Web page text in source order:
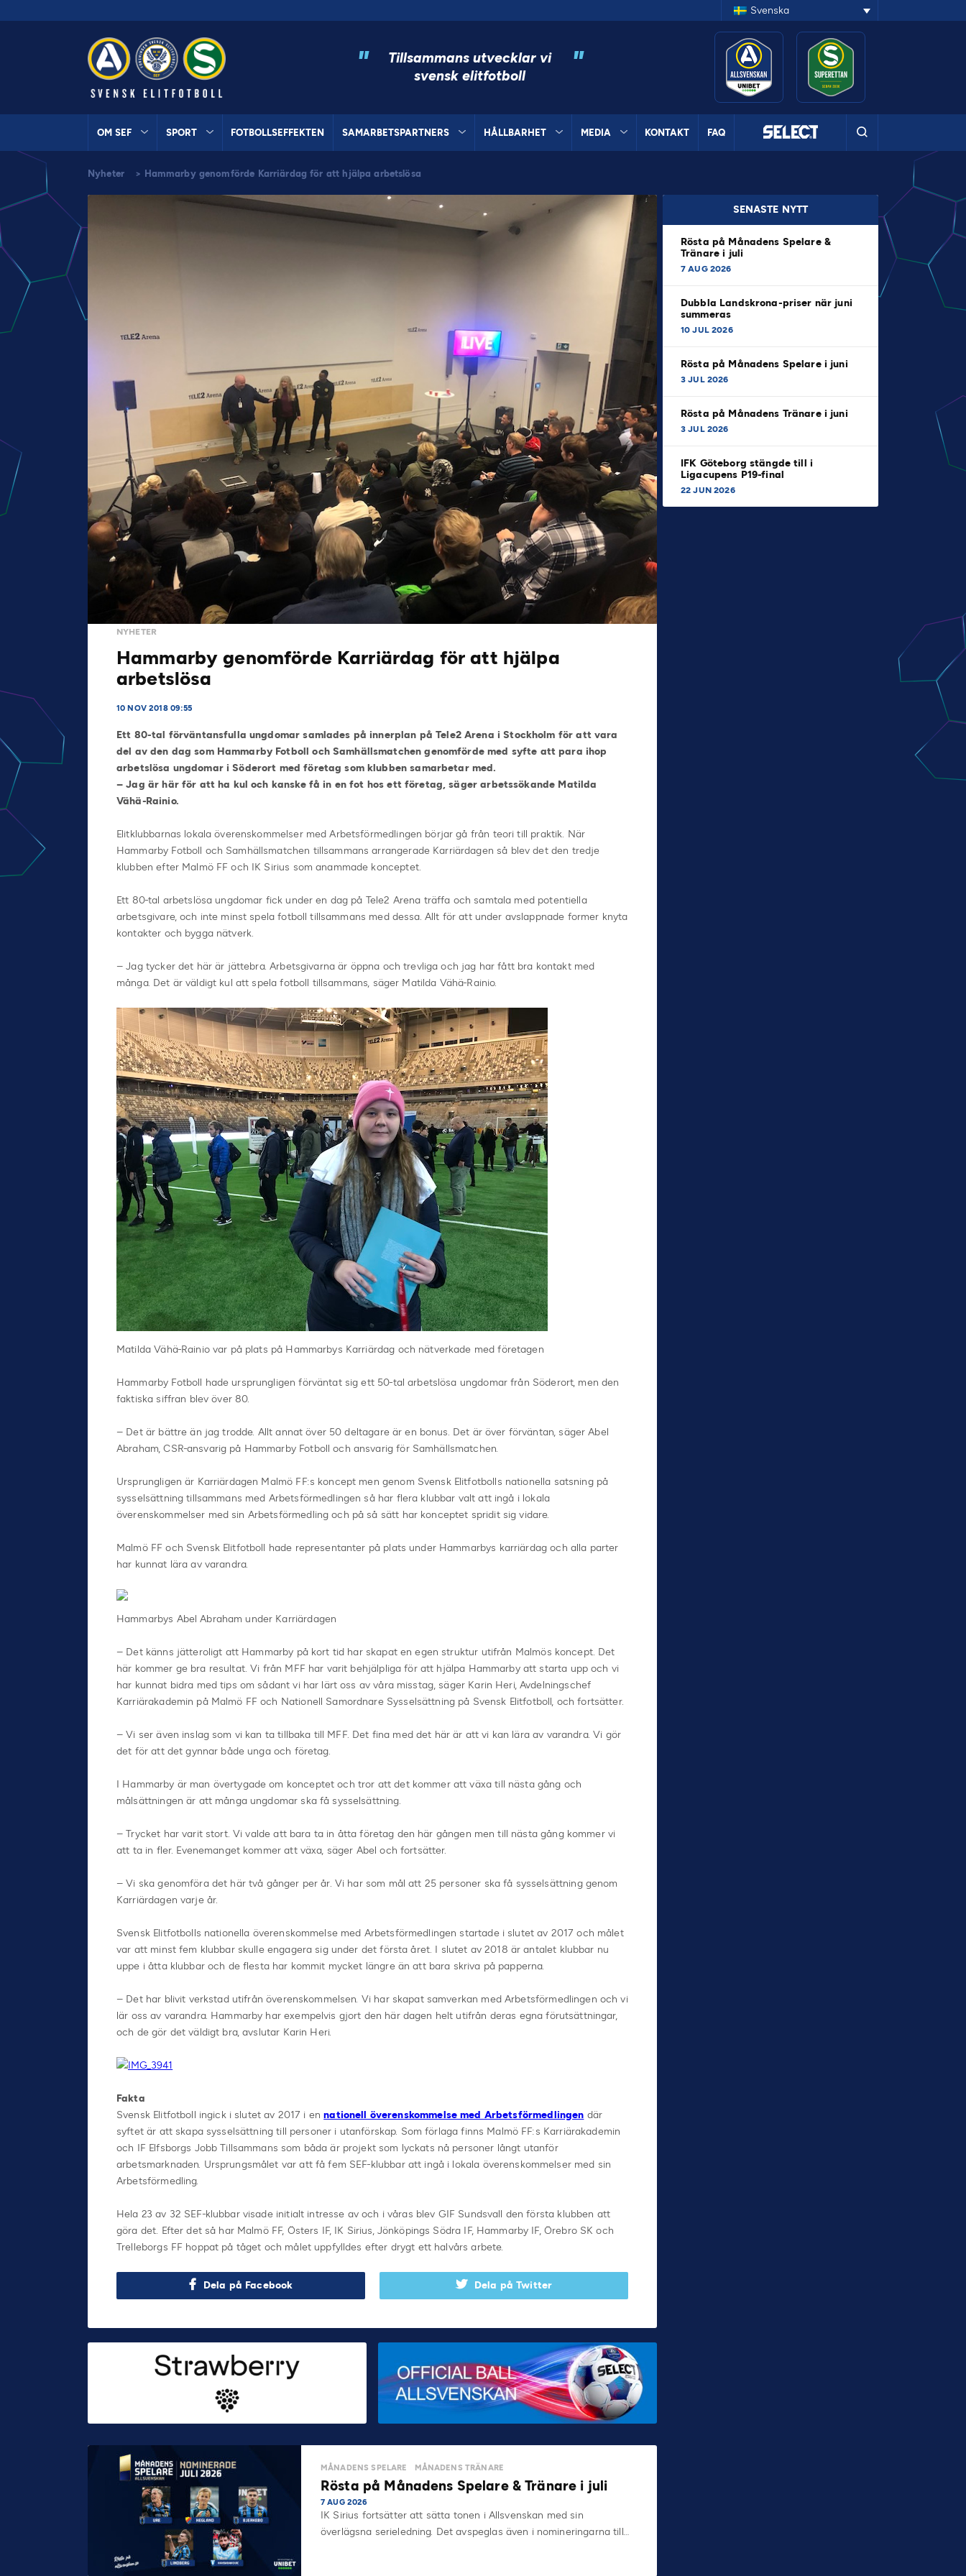
Svenska
"
Tillsammans utvecklar vi
svensk elitfotboll
"
OM SEF SPORT FOTBOLLSEFFEKTEN SAMARBETSPARTNERS HÅLLBARHET MEDIA KONTAKT FAQ
Nyheter > Hammarby genomförde Karriärdag för att hjälpa arbetslösa
NYHETER
Hammarby genomförde Karriärdag för att hjälpa
arbetslösa
10 NOV 2018 09:55
Ett 80-tal förväntansfulla ungdomar samlades på innerplan på Tele2 Arena i Stockholm för att vara
del av den dag som Hammarby Fotboll och Samhällsmatchen genomförde med syfte att para ihop
arbetslösa ungdomar i Söderort med företag som klubben samarbetar med.
– Jag är här för att ha kul och kanske få in en fot hos ett företag, säger arbetssökande Matilda
Vähä-Rainio.
Elitklubbarnas lokala överenskommelser med Arbetsförmedlingen börjar gå från teori till praktik. När
Hammarby Fotboll och Samhällsmatchen tillsammans arrangerade Karriärdagen så blev det den tredje
klubben efter Malmö FF och IK Sirius som anammade konceptet.
Ett 80-tal arbetslösa ungdomar fick under en dag på Tele2 Arena träffa och samtala med potentiella
arbetsgivare, och inte minst spela fotboll tillsammans med dessa. Allt för att under avslappnade former knyta
kontakter och bygga nätverk.
– Jag tycker det här är jättebra. Arbetsgivarna är öppna och trevliga och jag har fått bra kontakt med
många. Det är väldigt kul att spela fotboll tillsammans, säger Matilda Vähä-Rainio.
Matilda Vähä-Rainio var på plats på Hammarbys Karriärdag och nätverkade med företagen
Hammarby Fotboll hade ursprungligen förväntat sig ett 50-tal arbetslösa ungdomar från Söderort, men den
faktiska siffran blev över 80.
– Det är bättre än jag trodde. Allt annat över 50 deltagare är en bonus. Det är över förväntan, säger Abel
Abraham, CSR-ansvarig på Hammarby Fotboll och ansvarig för Samhällsmatchen.
Ursprungligen är Karriärdagen Malmö FF:s koncept men genom Svensk Elitfotbolls nationella satsning på
sysselsättning tillsammans med Arbetsförmedlingen så har flera klubbar valt att ingå i lokala
överenskommelser med sin Arbetsförmedling och på så sätt har konceptet spridit sig vidare.
Malmö FF och Svensk Elitfotboll hade representanter på plats under Hammarbys karriärdag och alla parter
har kunnat lära av varandra.
Hammarbys Abel Abraham under Karriärdagen
– Det känns jätteroligt att Hammarby på kort tid har skapat en egen struktur utifrån Malmös koncept. Det
här kommer ge bra resultat. Vi från MFF har varit behjälpliga för att hjälpa Hammarby att starta upp och vi
har kunnat bidra med tips om sådant vi har lärt oss av våra misstag, säger Karin Heri, Avdelningschef
Karriärakademin på Malmö FF och Nationell Samordnare Sysselsättning på Svensk Elitfotboll, och fortsätter.
– Vi ser även inslag som vi kan ta tillbaka till MFF. Det fina med det här är att vi kan lära av varandra. Vi gör
det för att det gynnar både unga och företag.
I Hammarby är man övertygade om konceptet och tror att det kommer att växa till nästa gång och
målsättningen är att många ungdomar ska få sysselsättning.
– Trycket har varit stort. Vi valde att bara ta in åtta företag den här gången men till nästa gång kommer vi
att ta in fler. Evenemanget kommer att växa, säger Abel och fortsätter.
– Vi ska genomföra det här två gånger per år. Vi har som mål att 25 personer ska få sysselsättning genom
Karriärdagen varje år.
Svensk Elitfotbolls nationella överenskommelse med Arbetsförmedlingen startade i slutet av 2017 och målet
var att minst fem klubbar skulle engagera sig under det första året. I slutet av 2018 är antalet klubbar nu
uppe i åtta klubbar och de flesta har kommit mycket längre än att bara skriva på papperna.
– Det har blivit verkstad utifrån överenskommelsen. Vi har skapat samverkan med Arbetsförmedlingen och vi
lär oss av varandra. Hammarby har exempelvis gjort den här dagen helt utifrån deras egna förutsättningar,
och de gör det väldigt bra, avslutar Karin Heri.
Fakta
Svensk Elitfotboll ingick i slutet av 2017 i ennationell överenskommelse med Arbetsförmedlingen där
syftet är att skapa sysselsättning till personer i utanförskap. Som förlaga finns Malmö FF:s Karriärakademin
och IF Elfsborgs Jobb Tillsammans som båda är projekt som lyckats nå personer långt utanför
arbetsmarknaden. Ursprungsmålet var att få fem SEF-klubbar att ingå i lokala överenskommelser med sin
Arbetsförmedling.
Hela 23 av 32 SEF-klubbar visade initialt intresse av och i våras blev GIF Sundsvall den första klubben att
göra det. Efter det så har Malmö FF, Östers IF, IK Sirius, Jönköpings Södra IF, Hammarby IF, Örebro SK och
Trelleborgs FF hoppat på tåget och målet uppfylldes efter drygt ett halvårs arbete.
Dela på Facebook Dela på Twitter
SENASTE NYTT
Rösta på Månadens Spelare &
Tränare i juli
7 AUG 2026
Dubbla Landskrona-priser när juni
summeras
10 JUL 2026
Rösta på Månadens Spelare i juni
3 JUL 2026
Rösta på Månadens Tränare i juni
3 JUL 2026
IFK Göteborg stängde till i
Ligacupens P19-final
22 JUN 2026
MÅNADENS SPELARE MÅNADENS TRÄNARE
Rösta på Månadens Spelare & Tränare i juli
7 AUG 2026
IK Sirius fortsätter att sätta tonen i Allsvenskan med sin
överlägsna serieledning. Det avspeglas även i nomineringarna till…